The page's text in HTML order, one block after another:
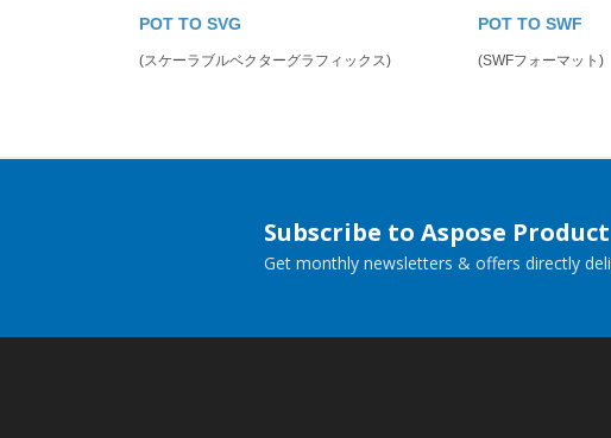
POT TO SVG
(スケーラブルベクターグラフィックス)
POT TO SWF
(SWFフォーマット)
Subscribe to Aspose
Get monthly newsletters & offers directly